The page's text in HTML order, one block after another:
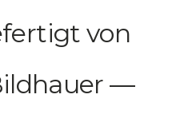
von
—